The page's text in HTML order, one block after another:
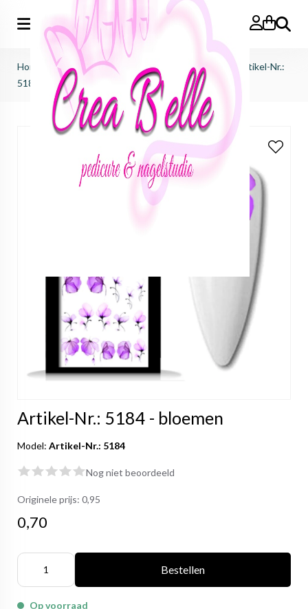
Zoeken
Home afprijzingen>sale waterdecals ink victus > Artikel-Nr.:
5184 - bloemen
Artikel-Nr.: 5184 - bloemen
Model: Artikel-Nr.: 5184
Nog niet beoordeeld
Originele prijs: 0,95
0,70
Bestellen
Op voorraad